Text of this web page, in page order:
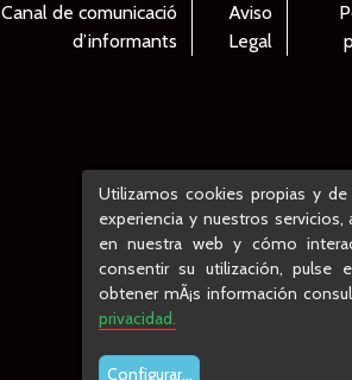
Canal de comunicació
d’informants
Aviso
Legal
Utilizamos cookies propias y
experiencia y nuestros servicios,
en nuestra web y cómo
consentir su utilización, pulse
obtener mÃ¡s información
privacidad.
Configurar...